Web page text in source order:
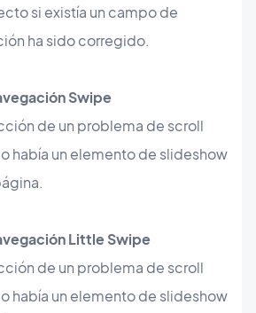
si existía un campo de
ha sido corregido.
Swipe
de un problema de scroll
había un elemento de slideshow
Little Swipe
de un problema de scroll
había un elemento de slideshow